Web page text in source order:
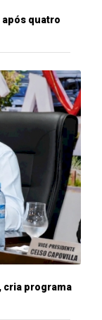
após quatro
cria programa